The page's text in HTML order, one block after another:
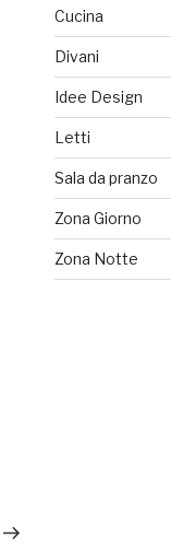
Cucina
Divani
Idee Design
Letti
Sala da pranzo
Zona Giorno
Zona Notte